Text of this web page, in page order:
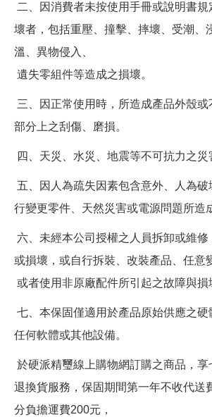
二、因消費者未按使用手冊或說明書
壞者，包括重壓、撞擊、摔壞、受潮、
溫、異物侵入、
遺失零組件等造成之損壞。
三、因正常使用時，所造成產品外殼
部分上之刮傷、磨損。
四、天災、水災、地震等不可抗力之災
五、因人為疏失因素包含意外、人為破
行變更零件、天然災害或電源問題所造
六、未經本公司授權之人員拆卸或維
或損壞，或自行拆裝、改裝產品、任意
或者使用非原廠配件所引起之故障與損
七、本保固僅適用於產品原始供應之
任何軟體或其他設備。
於硬派精璽線上購物網訂購之商品，享
退換貨服務，保固期間第一年不收代送
分負擔運費200元，